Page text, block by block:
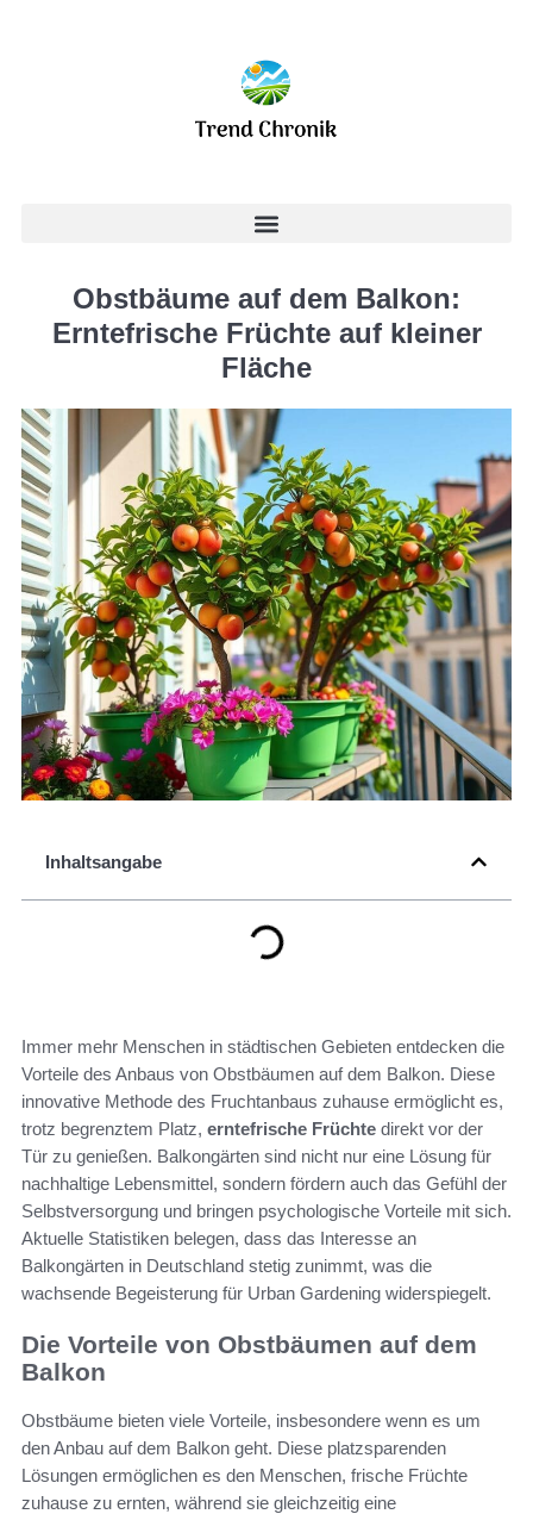
Obstbäume auf dem Balkon:
Erntefrische Früchte auf kleiner
Fläche
Inhaltsangabe
Immer mehr Menschen in städtischen Gebieten entdecken die
Vorteile des Anbaus von Obstbäumen auf dem Balkon. Diese
innovative Methode des Fruchtanbaus zuhause ermöglicht es,
trotz begrenztem Platz, erntefrische Früchte direkt vor der
Tür zu genießen. Balkongärten sind nicht nur eine Lösung für
nachhaltige Lebensmittel, sondern fördern auch das Gefühl der
Selbstversorgung und bringen psychologische Vorteile mit sich.
Aktuelle Statistiken belegen, dass das Interesse an
Balkongärten in Deutschland stetig zunimmt, was die
wachsende Begeisterung für Urban Gardening widerspiegelt.
Die Vorteile von Obstbäumen auf dem
Balkon
Obstbäume bieten viele Vorteile, insbesondere wenn es um
den Anbau auf dem Balkon geht. Diese platzsparenden
Lösungen ermöglichen es den Menschen, frische Früchte
zuhause zu ernten, während sie gleichzeitig eine